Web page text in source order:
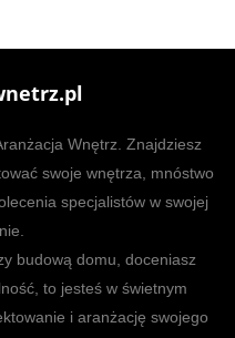
Wnętrz. Znajdziesz
swoje wnętrza, mnóstwo
specjalistów w swojej
budową domu, doceniasz
to jesteś w świetnym
i aranżację swojego